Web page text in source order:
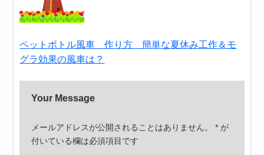
ペットボトル風車 作り方 簡単な夏休み工作＆モ
グラ効果の風車は？
Your Message
メールアドレスが公開されることはありません。 * が
付いている欄は必須項目です